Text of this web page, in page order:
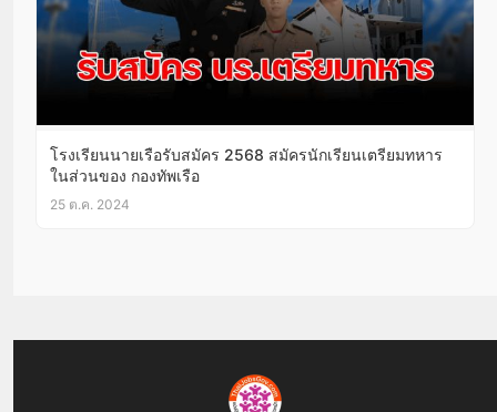
โรงเรียนนายเรือรับสมัคร 2568 สมัครนักเรียนเตรียมทหาร
ในส่วนของ กองทัพเรือ
25 ต.ค. 2024